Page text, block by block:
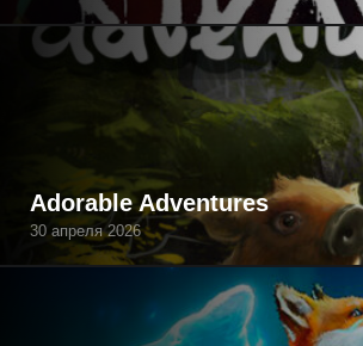
Adorable Adventures
30 апреля 2026